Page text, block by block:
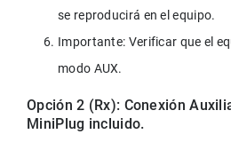
se reproducirá en el equipo.
Importante: Verificar que el
modo AUX.
Opción 2 (Rx): Conexión
MiniPlug incluido.